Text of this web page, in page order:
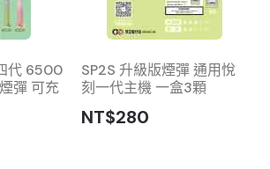
代 6500
彈 可充
SP2S 升級版煙彈 通用悅
刻一代主機 一盒3顆
NT$280